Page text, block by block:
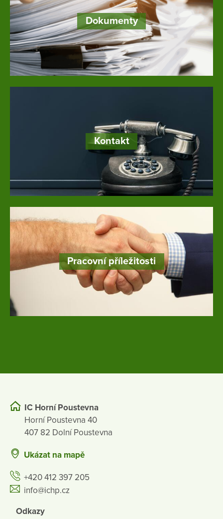
Dokumenty
Kontakt
Pracovní příležitosti
IC Horní Poustevna
Horní Poustevna 40
407 82 Dolní Poustevna
Ukázat na mapě
+420 412 397 205
info@ichp.cz
Odkazy